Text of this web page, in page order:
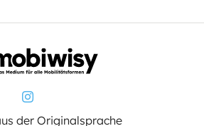
der Originalsprache